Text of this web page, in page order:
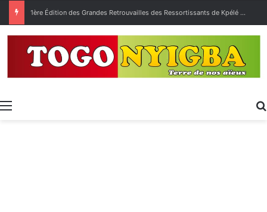
1ère Édition des Grandes Retrouvailles des Ressortissants de Kpélé Govié Apégamé / Sokpé
Menu